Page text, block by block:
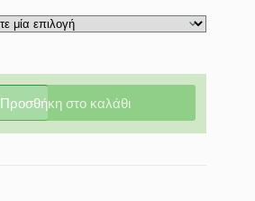
Προσθήκη στο καλάθι